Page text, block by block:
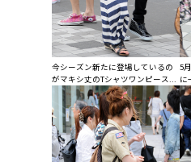
今シーズン新たに登場しているの
がマキシ丈のTシャツワンピース...
5
に